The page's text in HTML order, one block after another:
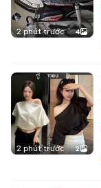
2 phút trước 4
2 phút trước 2